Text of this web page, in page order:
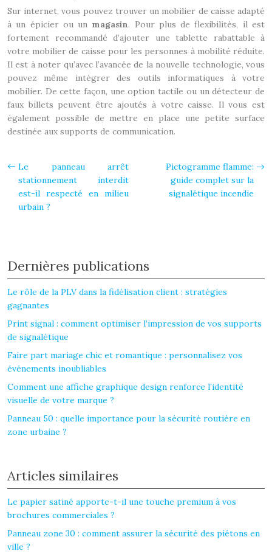
Sur internet, vous pouvez trouver un mobilier de caisse adapté
à un épicier ou un magasin. Pour plus de flexibilités, il est
fortement recommandé d’ajouter une tablette rabattable à
votre mobilier de caisse pour les personnes à mobilité réduite.
Il est à noter qu’avec l’avancée de la nouvelle technologie, vous
pouvez même intégrer des outils informatiques à votre
mobilier. De cette façon, une option tactile ou un détecteur de
faux billets peuvent être ajoutés à votre caisse. Il vous est
également possible de mettre en place une petite surface
destinée aux supports de communication.
Le panneau arrêt
stationnement interdit
est-il respecté en milieu
urbain ?
Pictogramme flamme:
guide complet sur la
signalétique incendie
Dernières publications
Le rôle de la PLV dans la fidélisation client : stratégies
gagnantes
Print signal : comment optimiser l’impression de vos supports
de signalétique
Faire part mariage chic et romantique : personnalisez vos
événements inoubliables
Comment une affiche graphique design renforce l’identité
visuelle de votre marque ?
Panneau 50 : quelle importance pour la sécurité routière en
zone urbaine ?
Articles similaires
Le papier satiné apporte-t-il une touche premium à vos
brochures commerciales ?
Panneau zone 30 : comment assurer la sécurité des piétons en
ville ?